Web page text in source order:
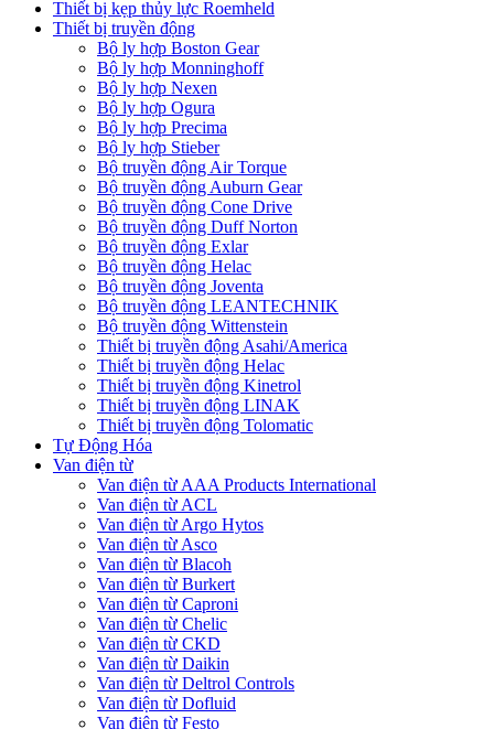
Thiết bị kẹp thủy lực Roemheld
Thiết bị truyền động
Bộ ly hợp Boston Gear
Bộ ly hợp Monninghoff
Bộ ly hợp Nexen
Bộ ly hợp Ogura
Bộ ly hợp Precima
Bộ ly hợp Stieber
Bộ truyền động Air Torque
Bộ truyền động Auburn Gear
Bộ truyền động Cone Drive
Bộ truyền động Duff Norton
Bộ truyền động Exlar
Bộ truyền động Helac
Bộ truyền động Joventa
Bộ truyền động LEANTECHNIK
Bộ truyền động Wittenstein
Thiết bị truyền động Asahi/America
Thiết bị truyền động Helac
Thiết bị truyền động Kinetrol
Thiết bị truyền động LINAK
Thiết bị truyền động Tolomatic
Tự Động Hóa
Van điện từ
Van điện từ AAA Products International
Van điện từ ACL
Van điện từ Argo Hytos
Van điện từ Asco
Van điện từ Blacoh
Van điện từ Burkert
Van điện từ Caproni
Van điện từ Chelic
Van điện từ CKD
Van điện từ Daikin
Van điện từ Deltrol Controls
Van điện từ Dofluid
Van điện từ Festo